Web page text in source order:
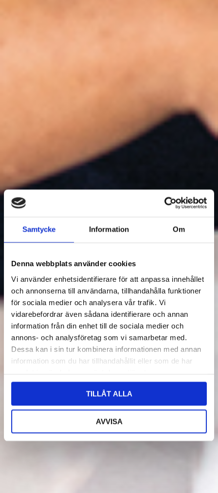
Samtycke Information Om
Denna webbplats använder cookies
Vi använder enhetsidentifierare för att anpassa innehållet
och annonserna till användarna, tillhandahålla funktioner
för sociala medier och analysera vår trafik. Vi
vidarebefordrar även sådana identifierare och annan
information från din enhet till de sociala medier och
annons- och analysföretag som vi samarbetar med.
Dessa kan i sin tur kombinera informationen med annan
information som du har tillhandahållit eller som de har
TILLÅT ALLA
AVVISA